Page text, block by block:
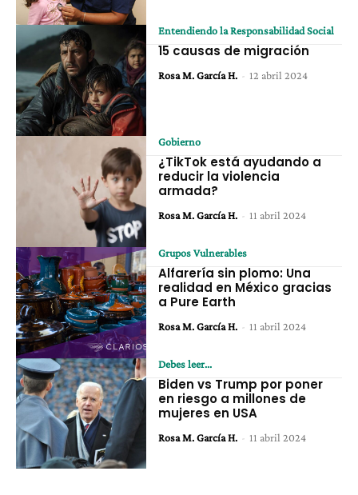
Entendiendo la Responsabilidad Social
15 causas de migración
Rosa M. García H. - 12 abril 2024
Gobierno
¿TikTok está ayudando a
reducir la violencia
armada?
Rosa M. García H. - 11 abril 2024
Grupos Vulnerables
Alfarería sin plomo: Una
realidad en México gracias
a Pure Earth
Rosa M. García H. - 11 abril 2024
Debes leer...
Biden vs Trump por poner
en riesgo a millones de
mujeres en USA
Rosa M. García H. - 11 abril 2024